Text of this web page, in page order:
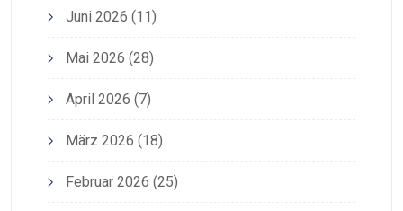
Juni 2026 (11)
Mai 2026 (28)
April 2026 (7)
März 2026 (18)
Februar 2026 (25)